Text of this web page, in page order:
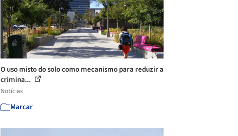
O uso misto do solo como mecanismo para reduzir a
crimina...
Notícias
Marcar